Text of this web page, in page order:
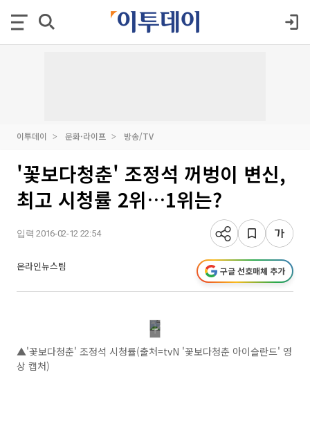
이투데이 문화·라이프 방송/TV
'꽃보다청춘' 조정석 꺼벙이 변신,
최고 시청률 2위…1위는?
입력 2016-02-12 22:54
온라인뉴스팀 구글 선호매체 추가
▲'꽃보다청춘' 조정석 시청률(출처=tvN '꽃보다청춘 아이슬란드' 영
상 캡처)